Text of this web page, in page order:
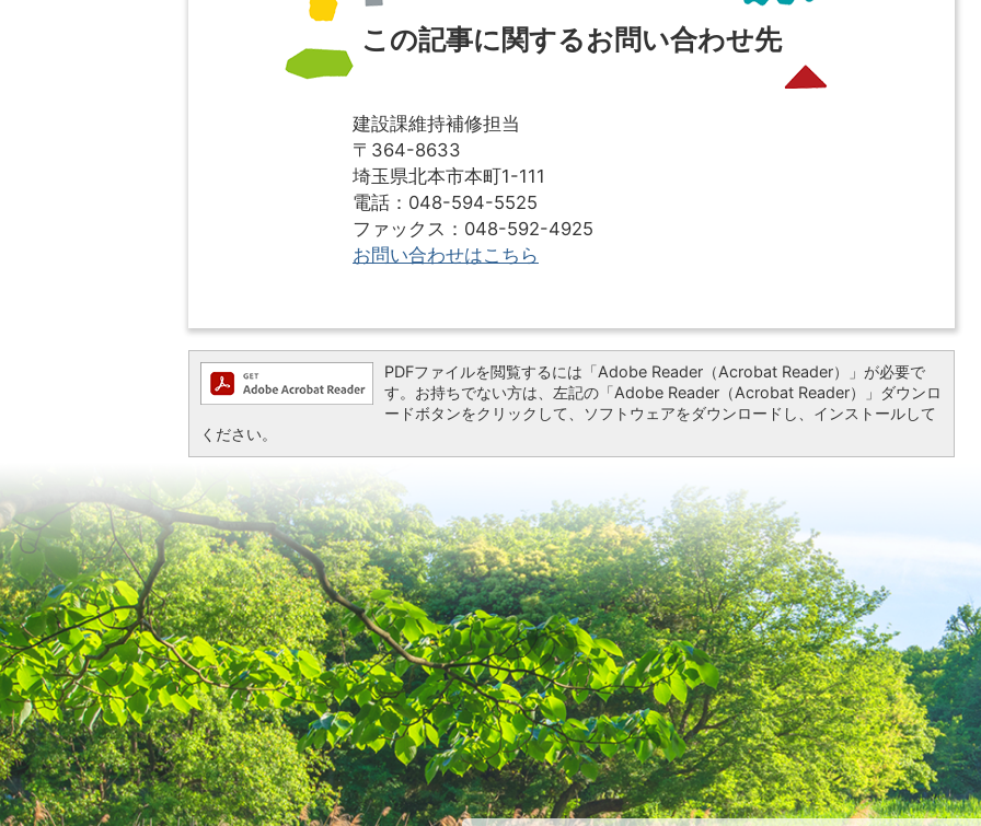
この記事に関するお問い合わせ先
建設課維持補修担当
〒364-8633
埼玉県北本市本町1-111
電話：048-594-5525
ファックス：048-592-4925
お問い合わせはこちら
PDFファイルを閲覧するには「Adobe Reader（Acrobat Reader）」が必要で
す。お持ちでない方は、左記の「Adobe Reader（Acrobat Reader）」ダウンロ
ードボタンをクリックして、ソフトウェアをダウンロードし、インストールして
ください。